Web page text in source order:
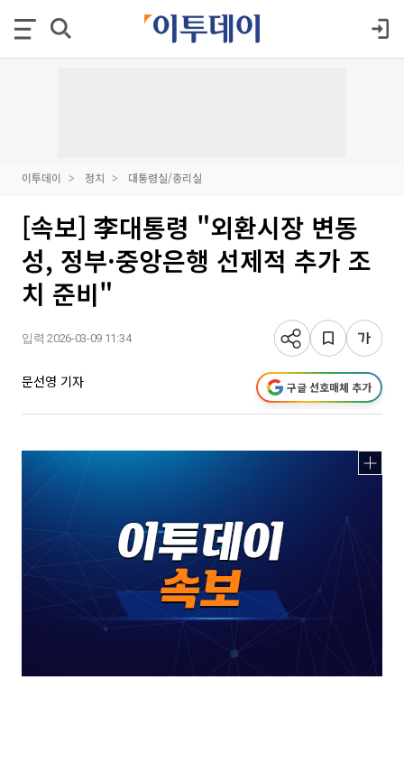
이투데이 정치 대통령실/총리실
[속보] 李대통령 "외환시장 변동
성, 정부·중앙은행 선제적 추가 조
치 준비"
입력 2026-03-09 11:34
문선영 기자 구글 선호매체 추가